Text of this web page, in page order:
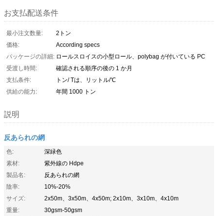
お支払配送条件
最小注文数量:
2トン
価格:
According specs
パッケージの詳細: ロールスロイスの小型ロール、polybag が付いている PC
受渡し時間:
確認される順序の後の 1 か月
支払条件:
トン/ Tは、リットル/℃
供給の能力:
年間 1000 トン
説明
反あられの網
色:
深緑色
素材:
紫外線の Hdpe
製品名:
反あられの網
陰率:
10%-20%
サイズ:
2x50m、3x50m、4x50m; 2x10m、3x10m、4x10m
重量:
30gsm-50gsm